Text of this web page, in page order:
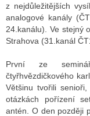
STRÁNKY TV
TISK
z nejdůležitějších
analogové kanály
24.kanálu). Ve stejný
Strahova (31.kanál
První ze
čtyřhvězdičkového
Většinu tvořili
otázkách pořízení
antén. O den později